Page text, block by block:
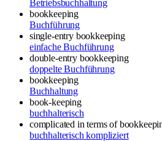
Betriebsbuchhaltung
bookkeeping
Buchführung
single-entry bookkeeping
einfache Buchführung
double-entry bookkeeping
doppelte Buchführung
bookkeeping
Buchhaltung
book-keeping
buchhalterisch
complicated in terms of
buchhalterisch kompliziert